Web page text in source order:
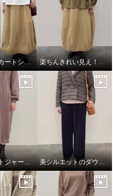
バルーンスカートシルエット比較 楽ちんきれい見え！春コーデ
美シルエットジャージーワンピース 美シルエットのダウンジャケット